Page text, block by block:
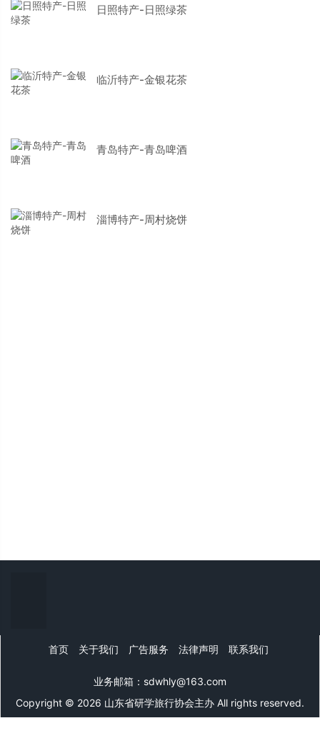
日照特产-日照绿茶
临沂特产-金银花茶
青岛特产-青岛啤酒
淄博特产-周村烧饼
首页 关于我们 广告服务 法律声明 联系我们
业务邮箱：sdwhly@163.com
Copyright © 2026 山东省研学旅行协会主办 All rights reserved.